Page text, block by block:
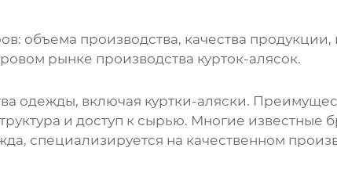
объема производства, качества
рынке производства курток-алясок.
одежды, включая куртки-аляски.
и доступ к сырью. Многие
, специализируется на качественном